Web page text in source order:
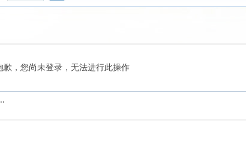
搜
索
歉，您尚未登录，无法进行此操作